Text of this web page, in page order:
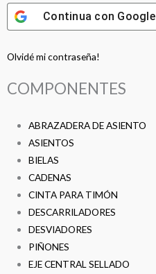
Continua con Google
Olvidé mi contraseña!
COMPONENTES
ABRAZADERA DE ASIENTO
ASIENTOS
BIELAS
CADENAS
CINTA PARA TIMÓN
DESCARRILADORES
DESVIADORES
PIÑONES
EJE CENTRAL SELLADO